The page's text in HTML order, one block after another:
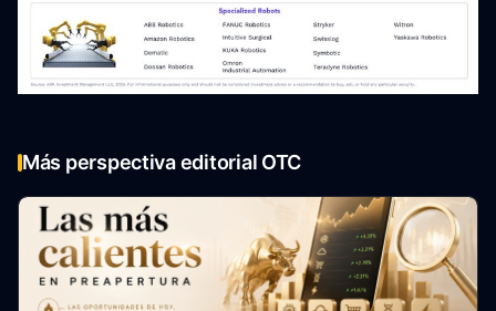
Más perspectiva editorial OTC